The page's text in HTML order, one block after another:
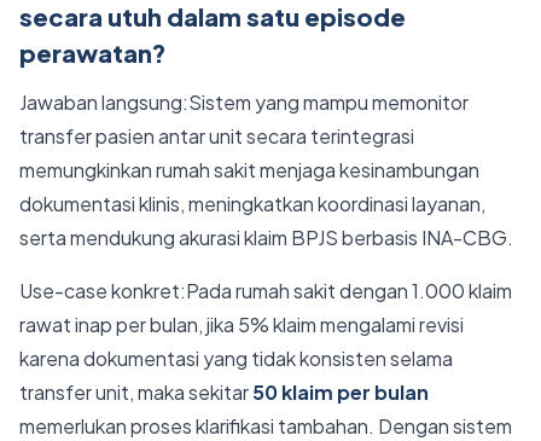
secara utuh dalam satu episode
perawatan?
Jawaban langsung:Sistem yang mampu memonitor
transfer pasien antar unit secara terintegrasi
memungkinkan rumah sakit menjaga kesinambungan
dokumentasi klinis, meningkatkan koordinasi layanan,
serta mendukung akurasi klaim BPJS berbasis INA-CBG.
Use-case konkret:Pada rumah sakit dengan 1.000 klaim
rawat inap per bulan, jika 5% klaim mengalami revisi
karena dokumentasi yang tidak konsisten selama
transfer unit, maka sekitar50 klaim per bulan
memerlukan proses klarifikasi tambahan. Dengan sistem